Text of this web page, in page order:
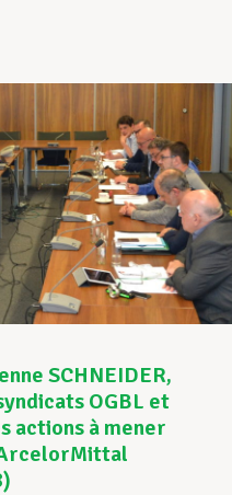
SCHNEIDER,
OGBL et
actions à mener